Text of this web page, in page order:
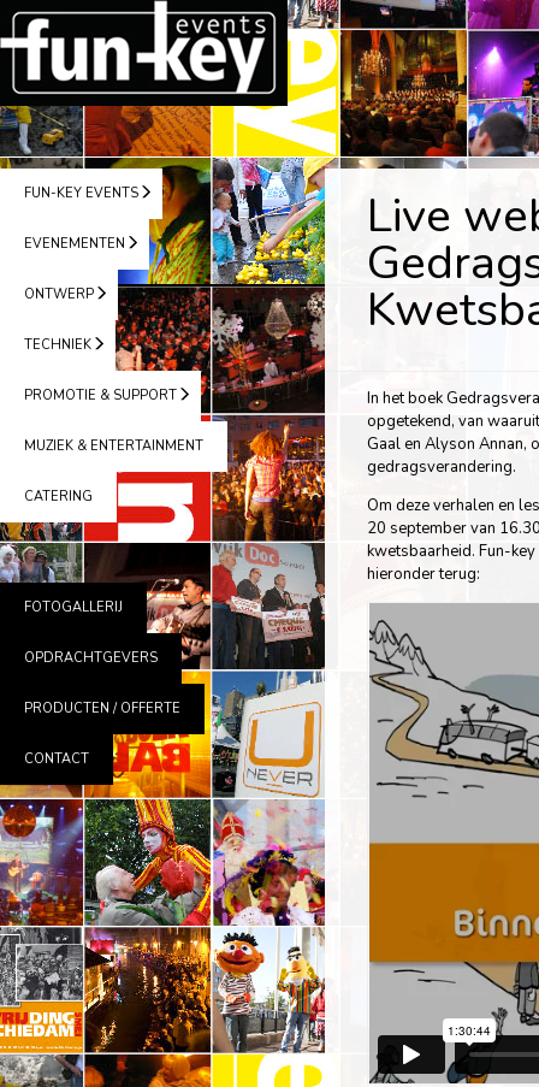
FUN-KEY EVENTS
EVENEMENTEN
ONTWERP
TECHNIEK
PROMOTIE & SUPPORT
MUZIEK & ENTERTAINMENT
CATERING
FOTOGALLERIJ
OPDRACHTGEVERS
PRODUCTEN / OFFERTE
CONTACT
Live
In het boek
opgetekend, van
Gaal en Alyson Annan,
gedragsverandering.
Om deze verhalen en
20 september van
kwetsbaarheid. Fun-
hieronder terug: